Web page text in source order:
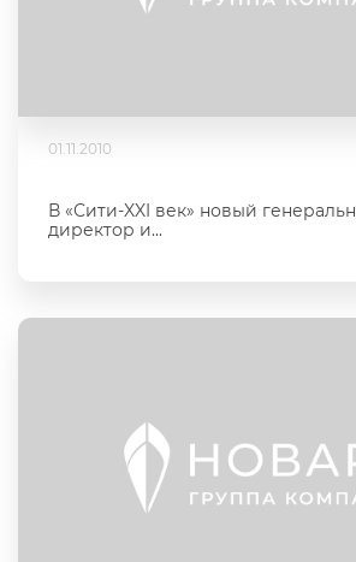
01.11.2010
В «Сити-XXI век» новый
директор и...